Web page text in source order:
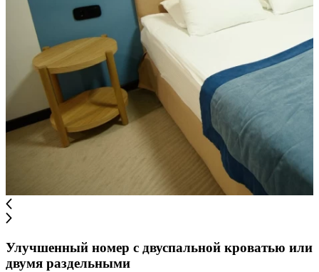
Улучшенный номер с двуспальной кроватью или
двумя раздельными